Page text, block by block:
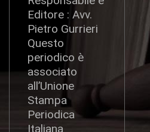
Editore : Avv.
Pietro Gurrieri
Questo
periodico è
associato
all’Unione
Stampa
Periodica
Italiana